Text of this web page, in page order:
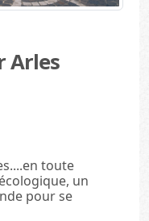
Arles
toute
un
pour se